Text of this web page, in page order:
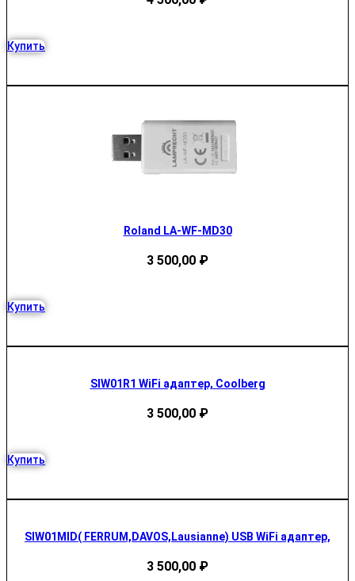
Купить
Roland LA-WF-MD30
3 500,00 ₽
Купить
SIW01R1 WiFi адаптер, Coolberg
3 500,00 ₽
Купить
SIW01MID( FERRUM,DAVOS,Lausianne) USB WiFi адаптер,
3 500,00 ₽